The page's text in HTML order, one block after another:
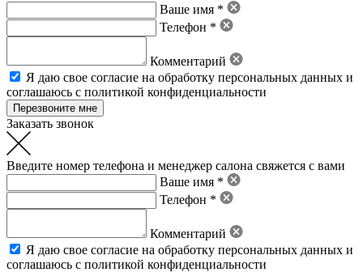
Ваше имя *
Телефон *
Комментарий
Я даю свое согласие на обработку персональных данных и
соглашаюсь с политикой конфиденциальности
Заказать звонок
Введите номер телефона и менеджер салона свяжется с вами
Ваше имя *
Телефон *
Комментарий
Я даю свое согласие на обработку персональных данных и
соглашаюсь с политикой конфиденциальности